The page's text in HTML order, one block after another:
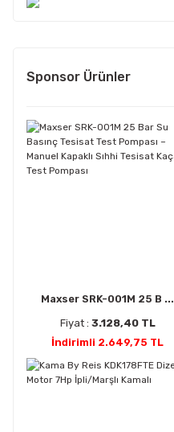
Sponsor Ürünler
Maxser SRK-001M 25 B ...
Fiyat : 3.128,40 TL
İndirimli 2.649,75 TL